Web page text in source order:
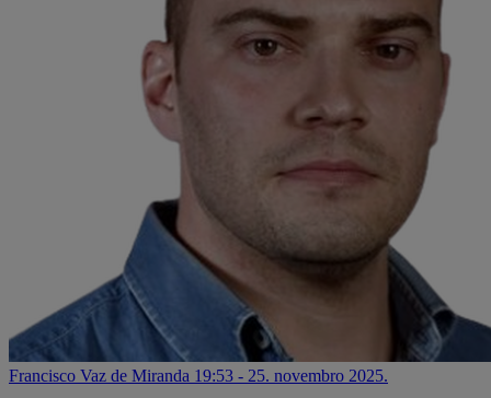
Francisco Vaz de Miranda 19:53 - 25. novembro 2025.